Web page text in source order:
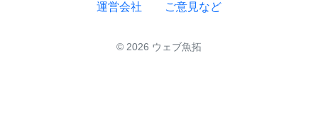
運営会社 ご意見など
© 2026 ウェブ魚拓